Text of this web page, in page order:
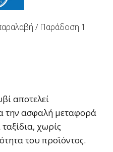
/ Παράδoση 1
αποτελεί
την ασφαλή μεταφορά
χωρίς
του προϊόντος.